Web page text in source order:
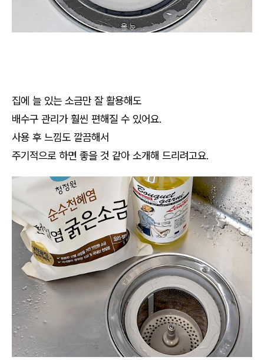
집에 늘 있는 소금만 잘 활용해도
배수구 관리가 훨씬 편해질 수 있어요.
사용 후 느낌도 깔끔해서
주기적으로 하면 좋을 것 같아 소개해 드리려고요.